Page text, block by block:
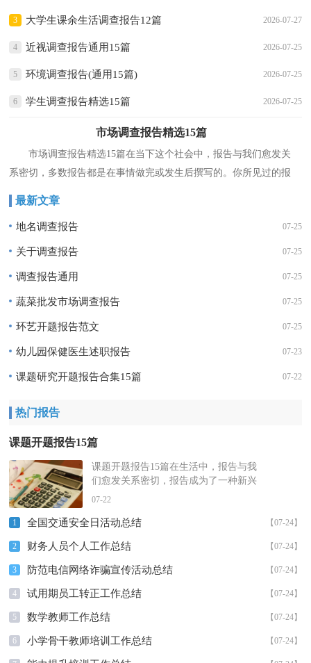
3 2026-07-27
大学生课余生活调查报告12篇
4 2026-07-25
近视调查报告通用15篇
5 2026-07-25
环境调查报告(通用15篇)
6 2026-07-25
学生调查报告精选15篇
市场调查报告精选15篇
市场调查报告精选15篇在当下这个社会中，报告与我们愈发关
系密切，多数报告都是在事情做完或发生后撰写的。你所见过的报
最新文章
07-25
地名调查报告
07-25
关于调查报告
07-25
调查报告通用
07-25
蔬菜批发市场调查报告
07-25
环艺开题报告范文
07-23
幼儿园保健医生述职报告
07-22
课题研究开题报告合集15篇
热门报告
课题开题报告15篇
课题开题报告15篇在生活中，报告与我
们愈发关系密切，报告成为了一种新兴
产业。你还在对写报告感到一筹莫展
欢迎...
07-22
1 【07-24】
全国交通安全日活动总结
2 【07-24】
财务人员个人工作总结
3 【07-24】
防范电信网络诈骗宣传活动总结
4 【07-24】
试用期员工转正工作总结
5 【07-24】
数学教师工作总结
6 【07-24】
小学骨干教师培训工作总结